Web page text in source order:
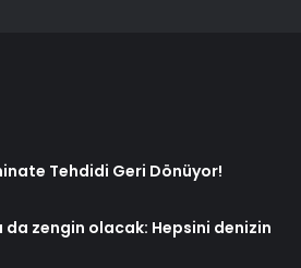
Tehdidi Geri Dönüyor!
zengin olacak: Hepsini denizin